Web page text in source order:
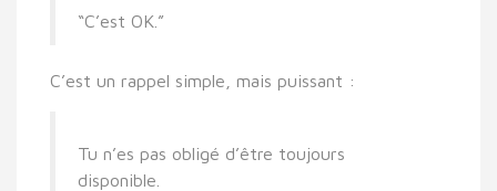
“C’est OK.”
C’est un rappel simple, mais puissant :
Tu n’es pas obligé d’être toujours
disponible.